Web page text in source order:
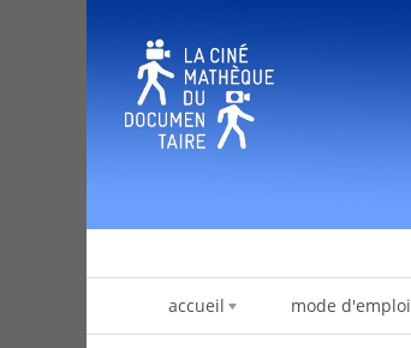
accueil mode d'emploi